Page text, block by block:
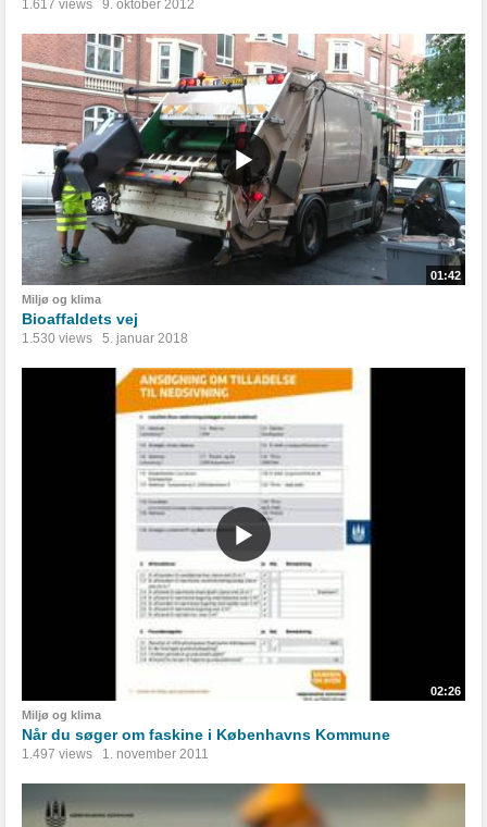
1.617 views 9. oktober 2012
01:42
Miljø og klima
Bioaffaldets vej
1.530 views 5. januar 2018
02:26
Miljø og klima
Når du søger om faskine i Københavns Kommune
1.497 views 1. november 2011